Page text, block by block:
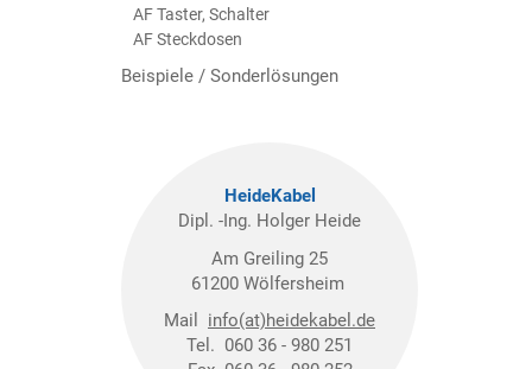
AF Taster, Schalter
AF Steckdosen
Beispiele / Sonderlösungen
HeideKabel
Dipl. -Ing. Holger Heide
Am Greiling 25
61200 Wölfersheim
Mail info(at)heidekabel.de
Tel. 060 36 - 980 251